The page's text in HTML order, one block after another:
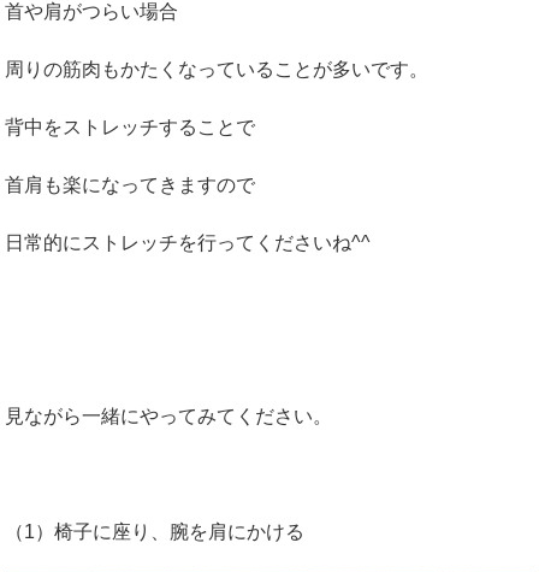
首や肩がつらい場合
周りの筋肉もかたくなっていることが多いです。
背中をストレッチすることで
首肩も楽になってきますので
日常的にストレッチを行ってくださいね^^
見ながら一緒にやってみてください。
（1）椅子に座り、腕を肩にかける